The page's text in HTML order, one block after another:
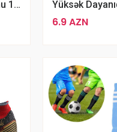
Mini Futbol Stadionu 1m2
6.9 AZN